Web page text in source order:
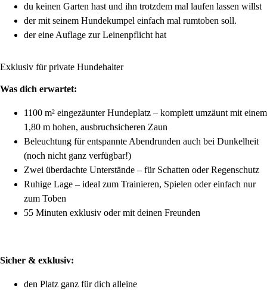
du keinen Garten hast und ihn trotzdem mal laufen lassen willst
der mit seinem Hundekumpel einfach mal rumtoben soll.
der eine Auflage zur Leinenpflicht hat
Exklusiv für private Hundehalter
Was dich erwartet:
1100 m² eingezäunter Hundeplatz – komplett umzäunt mit einem
1,80 m hohen, ausbruchsicheren Zaun
Beleuchtung für entspannte Abendrunden auch bei Dunkelheit
(noch nicht ganz verfügbar!)
Zwei überdachte Unterstände – für Schatten oder Regenschutz
Ruhige Lage – ideal zum Trainieren, Spielen oder einfach nur
zum Toben
55 Minuten exklusiv oder mit deinen Freunden
Sicher & exklusiv:
den Platz ganz für dich alleine